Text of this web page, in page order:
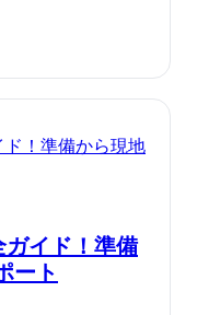
イド！準備
ート